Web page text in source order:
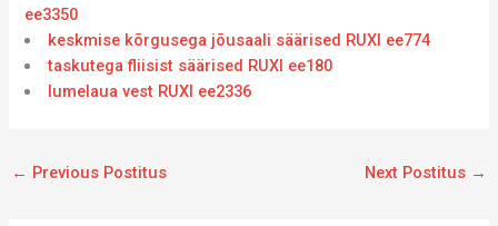
ee3350
keskmise kõrgusega jõusaali säärised RUXI ee774
taskutega fliisist säärised RUXI ee180
lumelaua vest RUXI ee2336
← Previous Postitus Next Postitus →